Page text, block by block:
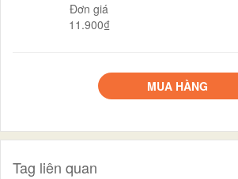
Đơn giá
11.900₫
MUA HÀNG
Tag liên quan